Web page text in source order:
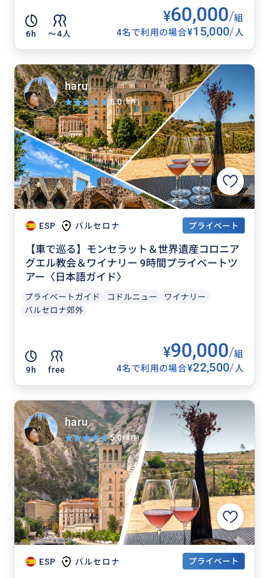
6h 〜4人
¥60,000/組
4名で利用の場合¥15,000/人
ESP バルセロナ プライベート
【車で巡る】モンセラット＆世界遺産コロニア
グエル教会＆ワイナリー 9時間プライベートツ
アー〈日本語ガイド〉
プライベートガイド コドルニュー
ワイナリー
バルセロナ郊外
9h free
¥90,000/組
4名で利用の場合¥22,500/人
haru
5.0(8件)
ESP バルセロナ プライベート
haru
5.0(8件)